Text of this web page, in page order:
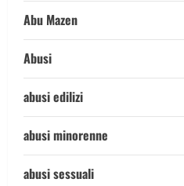
Abu Mazen
Abusi
abusi edilizi
abusi minorenne
abusi sessuali